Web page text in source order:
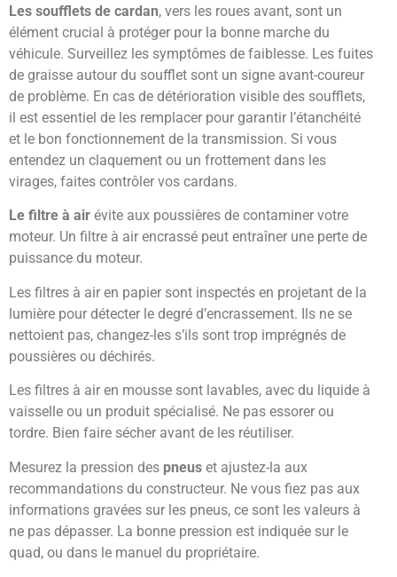
Les soufflets de cardan, vers les roues avant, sont un
élément crucial à protéger pour la bonne marche du
véhicule. Surveillez les symptômes de faiblesse. Les fuites
de graisse autour du soufflet sont un signe avant-coureur
de problème. En cas de détérioration visible des soufflets,
il est essentiel de les remplacer pour garantir l’étanchéité
et le bon fonctionnement de la transmission. Si vous
entendez un claquement ou un frottement dans les
virages, faites contrôler vos cardans.
Le filtre à air évite aux poussières de contaminer votre
moteur. Un filtre à air encrassé peut entraîner une perte de
puissance du moteur.
Les filtres à air en papier sont inspectés en projetant de la
lumière pour détecter le degré d’encrassement. Ils ne se
nettoient pas, changez-les s’ils sont trop imprégnés de
poussières ou déchirés.
Les filtres à air en mousse sont lavables, avec du liquide à
vaisselle ou un produit spécialisé. Ne pas essorer ou
tordre. Bien faire sécher avant de les réutiliser.
Mesurez la pression des pneus et ajustez-la aux
recommandations du constructeur. Ne vous fiez pas aux
informations gravées sur les pneus, ce sont les valeurs à
ne pas dépasser. La bonne pression est indiquée sur le
quad, ou dans le manuel du propriétaire.